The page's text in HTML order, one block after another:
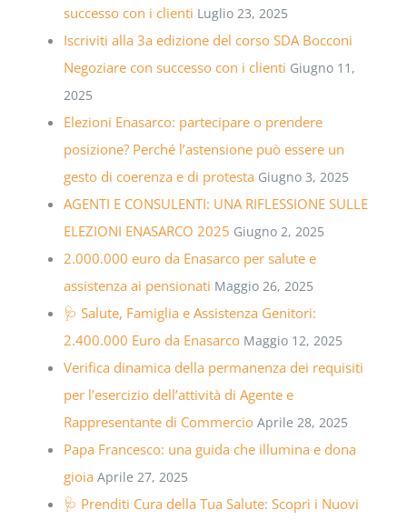
successo con i clienti Luglio 23, 2025
Iscriviti alla 3a edizione del corso SDA Bocconi
Negoziare con successo con i clienti Giugno 11,
2025
Elezioni Enasarco: partecipare o prendere
posizione? Perché l’astensione può essere un
gesto di coerenza e di protesta Giugno 3, 2025
AGENTI E CONSULENTI: UNA RIFLESSIONE SULLE
ELEZIONI ENASARCO 2025 Giugno 2, 2025
2.000.000 euro da Enasarco per salute e
assistenza ai pensionati Maggio 26, 2025
🩺 Salute, Famiglia e Assistenza Genitori:
2.400.000 Euro da Enasarco Maggio 12, 2025
Verifica dinamica della permanenza dei requisiti
per l’esercizio dell’attività di Agente e
Rappresentante di Commercio Aprile 28, 2025
Papa Francesco: una guida che illumina e dona
gioia Aprile 27, 2025
🩺 Prenditi Cura della Tua Salute: Scopri i Nuovi